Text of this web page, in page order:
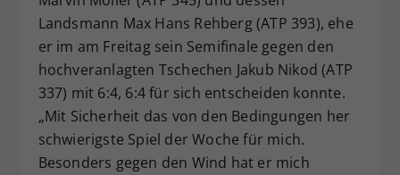
Landsmann Max Hans Rehberg (ATP 393), ehe
er im am Freitag sein Semifinale gegen den
hochveranlagten Tschechen Jakub Nikod (ATP
337) mit 6:4, 6:4 für sich entscheiden konnte.
„Mit Sicherheit das von den Bedingungen her
schwierigste Spiel der Woche für mich.
Besonders gegen den Wind hat er mich